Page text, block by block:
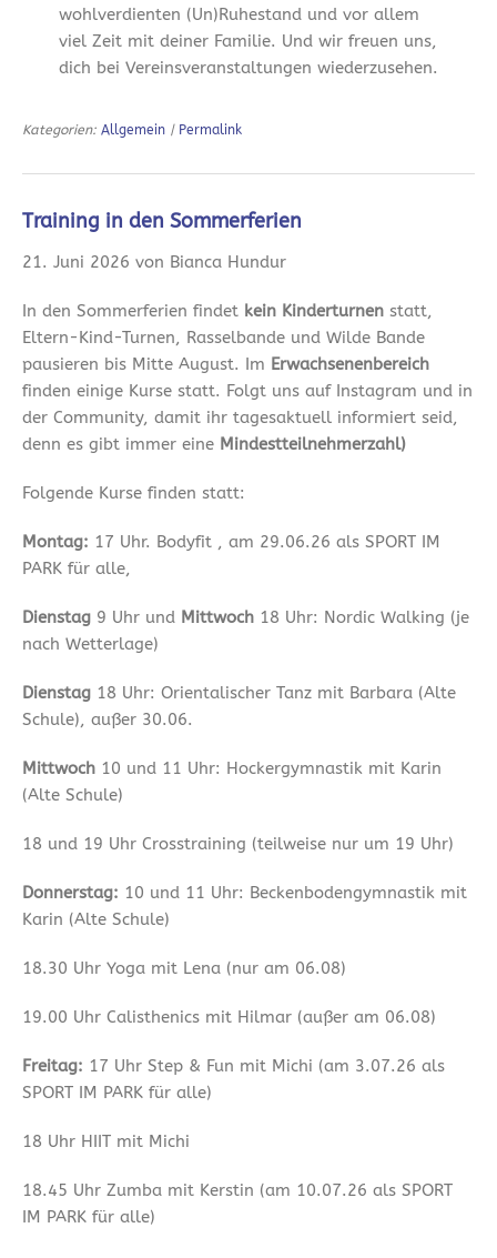
wohlverdienten (Un)Ruhestand und vor allem
viel Zeit mit deiner Familie. Und wir freuen uns,
dich bei Vereinsveranstaltungen wiederzusehen.
Kategorien: Allgemein | Permalink
Training in den Sommerferien
21. Juni 2026 von Bianca Hundur
In den Sommerferien findet kein Kinderturnen statt,
Eltern-Kind-Turnen, Rasselbande und Wilde Bande
pausieren bis Mitte August. Im Erwachsenenbereich
finden einige Kurse statt. Folgt uns auf Instagram und in
der Community, damit ihr tagesaktuell informiert seid,
denn es gibt immer eine Mindestteilnehmerzahl)
Folgende Kurse finden statt:
Montag: 17 Uhr. Bodyfit , am 29.06.26 als SPORT IM
PARK für alle,
Dienstag 9 Uhr und Mittwoch 18 Uhr: Nordic Walking (je
nach Wetterlage)
Dienstag 18 Uhr: Orientalischer Tanz mit Barbara (Alte
Schule), außer 30.06.
Mittwoch 10 und 11 Uhr: Hockergymnastik mit Karin
(Alte Schule)
18 und 19 Uhr Crosstraining (teilweise nur um 19 Uhr)
Donnerstag: 10 und 11 Uhr: Beckenbodengymnastik mit
Karin (Alte Schule)
18.30 Uhr Yoga mit Lena (nur am 06.08)
19.00 Uhr Calisthenics mit Hilmar (außer am 06.08)
Freitag: 17 Uhr Step & Fun mit Michi (am 3.07.26 als
SPORT IM PARK für alle)
18 Uhr HIIT mit Michi
18.45 Uhr Zumba mit Kerstin (am 10.07.26 als SPORT
IM PARK für alle)